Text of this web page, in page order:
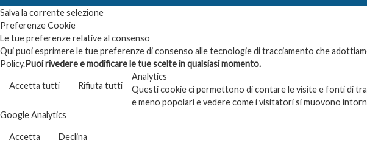
Salva la corrente selezione
Preferenze Cookie
Le tue preferenze relative al consenso
Qui puoi esprimere le tue preferenze di consenso alle tecnologie di tracciamento che
Policy.Puoi rivedere e modificare le tue scelte in qualsiasi momento.
Accetta tutti Rifiuta tutti
Analytics
Questi cookie ci permettono di contare le visite e fonti di
e meno popolari e vedere come i visitatori si muovono
Google Analytics
Accetta Declina